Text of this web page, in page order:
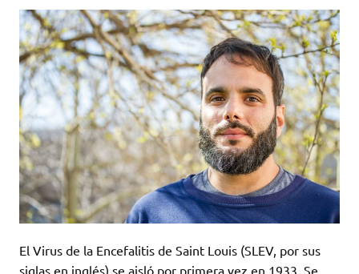
El Virus de la Encefalitis de Saint Louis (SLEV, por sus
siglas en inglés) se aisló por primera vez en 1933. Se